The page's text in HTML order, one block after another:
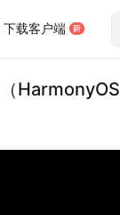
下载客户端
HarmonyOS